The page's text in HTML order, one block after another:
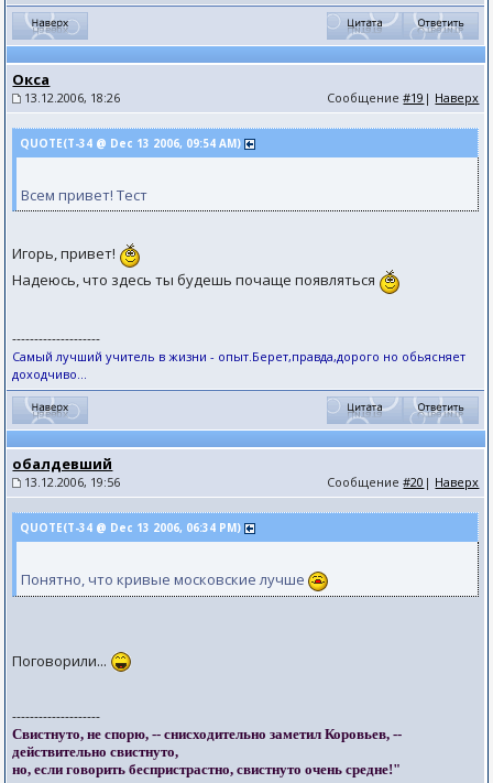
Окса
13.12.2006, 18:26 Сообщение#19 | Наверх
QUOTE(T-34 @ Dec 13 2006, 09:54 AM)
Всем привет! Тест
Игорь, привет!
Надеюсь, что здесь ты будешь почаще появляться
--------------------
Самый лучший учитель в жизни - опыт.Берет,правда,дорого но обьясняет
доходчиво...
обалдевший
13.12.2006, 19:56 Сообщение#20 | Наверх
QUOTE(T-34 @ Dec 13 2006, 06:34 PM)
Понятно, что кривые московские лучше
Поговорили...
--------------------
Свистнуто, не спорю, -- снисходительно заметил Коровьев, --
действительно свистнуто,
но, если говорить беспристрастно, свистнуто очень средне!"